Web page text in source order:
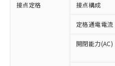
接点定格 接点構成
定格通電電流
開閉能力(AC)
ご利用条件
以下の条件をお読み
対応予定：EU RoHS
有に対応した製品に
対応予定なし：EU
非含有に非対応の商